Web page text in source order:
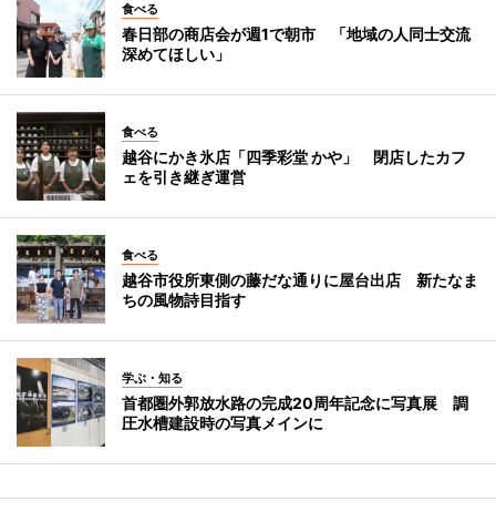
食べる
春日部の商店会が週1で朝市 「地域の人同士交流
深めてほしい」
食べる
越谷にかき氷店「四季彩堂 かや」 閉店したカフ
ェを引き継ぎ運営
食べる
越谷市役所東側の藤だな通りに屋台出店 新たなま
ちの風物詩目指す
学ぶ・知る
首都圏外郭放水路の完成20周年記念に写真展 調
圧水槽建設時の写真メインに